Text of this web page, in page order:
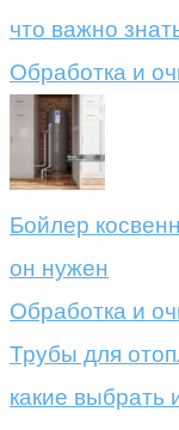
что важно
Обработка и
Бойлер
он нужен
Обработка и
Трубы для
какие выбрать